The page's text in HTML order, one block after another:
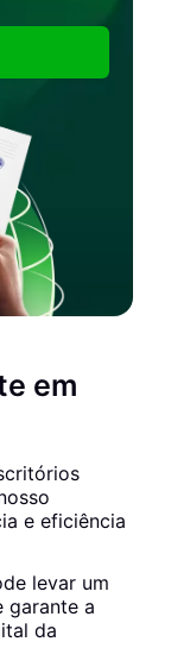
em
e eficiência
levar um
garante a
da